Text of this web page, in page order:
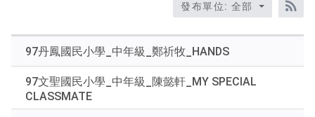
發布單位: 全部
97丹鳳國民小學_中年級_鄭祈牧_HANDS
97文聖國民小學_中年級_陳懿軒_MY SPECIAL
CLASSMATE